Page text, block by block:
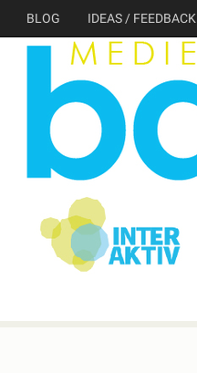
BLOG IDEAS / FEEDBACK